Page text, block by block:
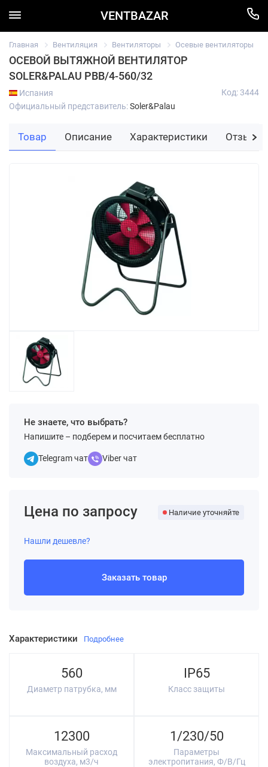
VENTBAZAR
Главная Вентиляция Вентиляторы Осевые вентиляторы
ОСЕВОЙ ВЫТЯЖНОЙ ВЕНТИЛЯТОР
SOLER&PALAU PBB/4-560/32
Испания
Официальный представитель:Soler&Palau
Код: 3444
Не знаете, что выбрать?
Напишите – подберем и посчитаем бесплатно
Telegram чат Viber чат
Характеристики Подробнее
560
Диаметр патрубка, мм
IP65
Класс защиты
12300
Максимальный расход
воздуха, м3/ч
1/230/50
Параметры
электропитания, Ф/В/Гц
Цена по запросу Наличие уточняйте
Нашли дешевле?
Заказать товар
Товар Описание Характеристики Отзывы